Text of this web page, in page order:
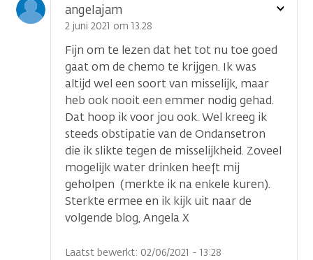
angelajam
2 juni 2021 om 13.28
Fijn om te lezen dat het tot nu toe goed
gaat om de chemo te krijgen. Ik was
altijd wel een soort van misselijk, maar
heb ook nooit een emmer nodig gehad.
Dat hoop ik voor jou ook. Wel kreeg ik
steeds obstipatie van de Ondansetron
die ik slikte tegen de misselijkheid. Zoveel
mogelijk water drinken heeft mij
geholpen (merkte ik na enkele kuren).
Sterkte ermee en ik kijk uit naar de
volgende blog, Angela X
Laatst bewerkt: 02/06/2021 - 13:28
Toon